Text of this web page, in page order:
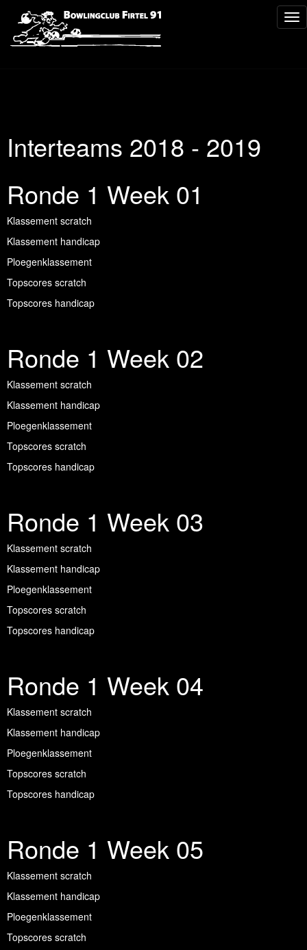
Interteams 2018 - 2019
Ronde 1 Week 01
Klassement scratch
Klassement handicap
Ploegenklassement
Topscores scratch
Topscores handicap
Ronde 1 Week 02
Klassement scratch
Klassement handicap
Ploegenklassement
Topscores scratch
Topscores handicap
Ronde 1 Week 03
Klassement scratch
Klassement handicap
Ploegenklassement
Topscores scratch
Topscores handicap
Ronde 1 Week 04
Klassement scratch
Klassement handicap
Ploegenklassement
Topscores scratch
Topscores handicap
Ronde 1 Week 05
Klassement scratch
Klassement handicap
Ploegenklassement
Topscores scratch